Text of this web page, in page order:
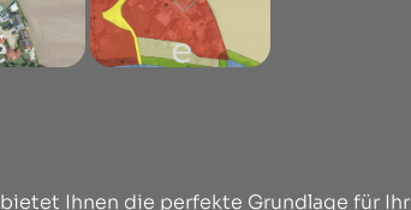
bietet Ihnen die perfekte Grundlage für Ihr